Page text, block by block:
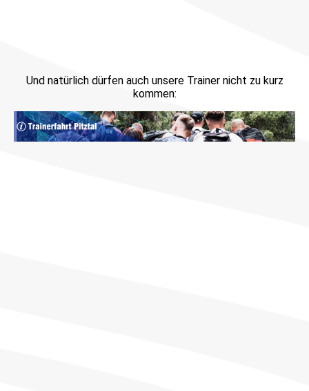
Und natürlich dürfen auch unsere Trainer nicht zu kurz
kommen: